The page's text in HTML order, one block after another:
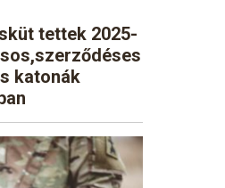
tettek 2025-
katonák